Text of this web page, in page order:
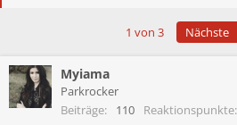
r
a
m
1 von 3 Nächste
Myiama
Parkrocker
Beiträge
110 Reaktionspunkte